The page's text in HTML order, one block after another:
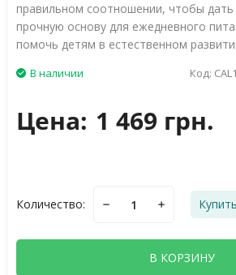
правильном соотношении, чтобы
прочную основу для ежедневного
помочь детям в естественном
В наличии Код:
Цена: 1 469 грн.
Количество:
В КОРЗИНУ